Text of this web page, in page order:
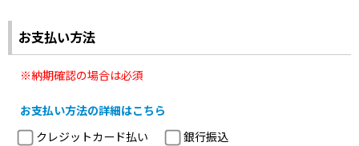
お支払い方法
※納期確認の場合は必須
お支払い方法の詳細はこちら
クレジットカード払い
銀行振込